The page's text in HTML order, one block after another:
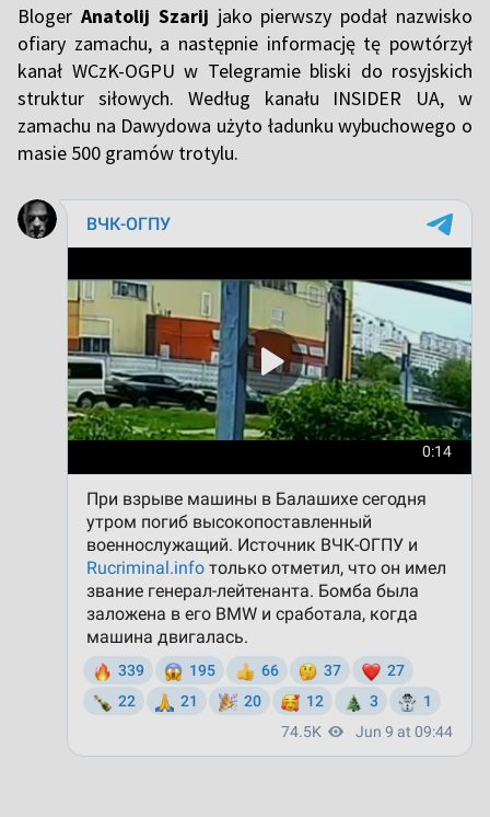
Bloger Anatolij Szarij jako pierwszy podał nazwisko
ofiary zamachu, a następnie informację tę powtórzył
kanał WCzK-OGPU w Telegramie bliski do rosyjskich
struktur siłowych. Według kanału INSIDER UA, w
zamachu na Dawydowa użyto ładunku wybuchowego o
masie 500 gramów trotylu.